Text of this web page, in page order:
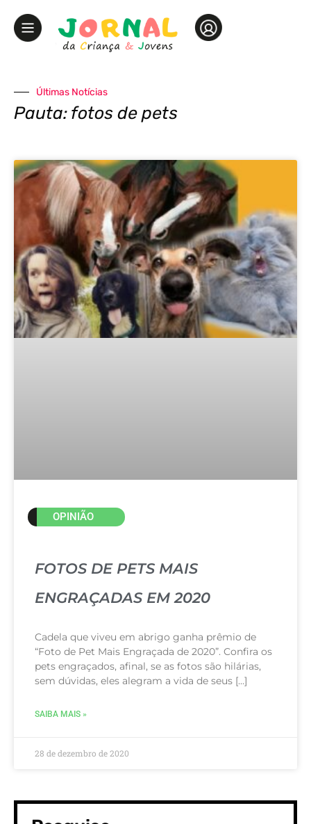
Últimas Notícias
Pauta: fotos de pets
OPINIÃO
FOTOS DE PETS MAIS
ENGRAÇADAS EM 2020
Cadela que viveu em abrigo ganha prêmio de
“Foto de Pet Mais Engraçada de 2020”. Confira os
pets engraçados, afinal, se as fotos são hilárias,
sem dúvidas, eles alegram a vida de seus […]
SAIBA MAIS »
28 de dezembro de 2020